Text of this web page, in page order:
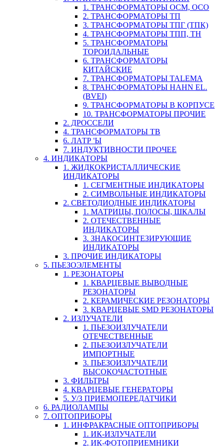
1. ТРАНСФОРМАТОРЫ ОСМ, ОСО
2. ТРАНСФОРМАТОРЫ ТП
3. ТРАНСФОРМАТОРЫ ТПГ (ТПК)
4. ТРАНСФОРМАТОРЫ ТПП, ТН
5. ТРАНСФОРМАТОРЫ
ТОРОИДАЛЬНЫЕ
6. ТРАНСФОРМАТОРЫ
КИТАЙСКИЕ
7. ТРАНСФОРМАТОРЫ TALEMA
8. ТРАНСФОРМАТОРЫ HAHN EL.
(BVEI)
9. ТРАНСФОРМАТОРЫ В КОРПУСЕ
10. ТРАНСФОРМАТОРЫ ПРОЧИЕ
2. ДРОССЕЛИ
4. ТРАНСФОРМАТОРЫ ТВ
6. ЛАТР 'Ы
7. ИНДУКТИВНОСТИ ПРОЧЕЕ
4. ИНДИКАТОРЫ
1. ЖИДКОКРИСТАЛЛИЧЕСКИЕ
ИНДИКАТОРЫ
1. СЕГМЕНТНЫЕ ИНДИКАТОРЫ
2. СИМВОЛЬНЫЕ ИНДИКАТОРЫ
2. СВЕТОДИОДНЫЕ ИНДИКАТОРЫ
1. МАТРИЦЫ, ПОЛОСЫ, ШКАЛЫ
2. ОТЕЧЕСТВЕННЫЕ
ИНДИКАТОРЫ
3. ЗНАКОСИНТЕЗИРУЮЩИЕ
ИНДИКАТОРЫ
3. ПРОЧИЕ ИНДИКАТОРЫ
5. ПЬЕЗОЭЛЕМЕНТЫ
1. РЕЗОНАТОРЫ
1. КВАРЦЕВЫЕ ВЫВОДНЫЕ
РЕЗОНАТОРЫ
2. КЕРАМИЧЕСКИЕ РЕЗОНАТОРЫ
3. КВАРЦЕВЫЕ SMD РЕЗОНАТОРЫ
2. ИЗЛУЧАТЕЛИ
1. ПЬЕЗОИЗЛУЧАТЕЛИ
ОТЕЧЕСТВЕННЫЕ
2. ПЬЕЗОИЗЛУЧАТЕЛИ
ИМПОРТНЫЕ
3. ПЬЕЗОИЗЛУЧАТЕЛИ
ВЫСОКОЧАСТОТНЫЕ
3. ФИЛЬТРЫ
4. КВАРЦЕВЫЕ ГЕНЕРАТОРЫ
5. У/З ПРИЕМОПЕРЕДАТЧИКИ
6. РАДИОЛАМПЫ
7. ОПТОПРИБОРЫ
1. ИНФРАКРАСНЫЕ ОПТОПРИБОРЫ
1. ИК-ИЗЛУЧАТЕЛИ
2. ИК-ФОТОПРИЕМНИКИ